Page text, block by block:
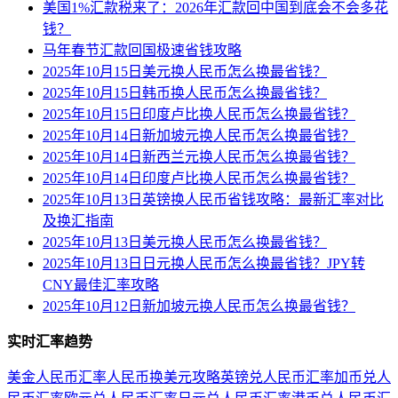
美国1%汇款税来了：2026年汇款回中国到底会不会多花
钱？
马年春节汇款回国极速省钱攻略
2025年10月15日美元换人民币怎么换最省钱？
2025年10月15日韩币换人民币怎么换最省钱？
2025年10月15日印度卢比换人民币怎么换最省钱？
2025年10月14日新加坡元换人民币怎么换最省钱？
2025年10月14日新西兰元换人民币怎么换最省钱？
2025年10月14日印度卢比换人民币怎么换最省钱？
2025年10月13日英镑换人民币省钱攻略：最新汇率对比
及换汇指南
2025年10月13日美元换人民币怎么换最省钱？
2025年10月13日日元换人民币怎么换最省钱？JPY转
CNY最佳汇率攻略
2025年10月12日新加坡元换人民币怎么换最省钱？
实时汇率趋势
美金人民币汇率人民币换美元攻略英镑兑人民币汇率加币兑人